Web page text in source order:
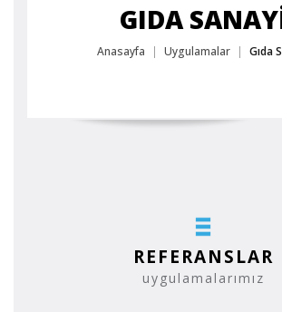
GIDA
Anasayfa Uygulamalar Gıda
REFERANSLAR
uygulamalarımız